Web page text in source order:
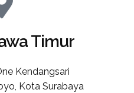
Timur
Kendangsari
Kota Surabaya